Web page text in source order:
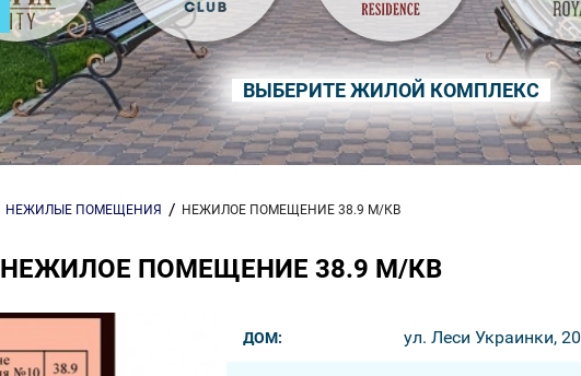
ВЫБЕРИТЕ ЖИЛОЙ КОМПЛЕКС
НЕЖИЛЫЕ ПОМЕЩЕНИЯ НЕЖИЛОЕ ПОМЕЩЕНИЕ 38.9 М/КВ
НЕЖИЛОЕ ПОМЕЩЕНИЕ 38.9 М/КВ
ДОМ: ул. Леси Украинки, 20